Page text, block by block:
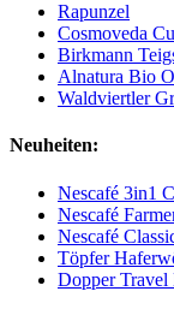
Rapunzel
Cosmoveda
Birkmann
Alnatura Bio
Waldviertler
Neuheiten:
Nescafé 3in1
Nescafé
Nescafé
Töpfer
Dopper